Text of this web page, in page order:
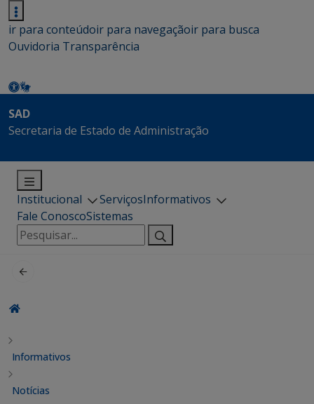
ir para conteúdoir para navegaçãoir para busca
Ouvidoria Transparência
SAD
Secretaria de Estado de Administração
Institucional ServiçosInformativos
Fale ConoscoSistemas
Pesquisar
por:
Informativos
Notícias